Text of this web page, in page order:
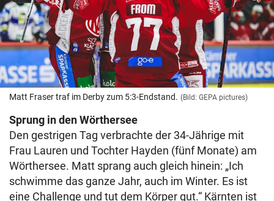
Matt Fraser traf im Derby zum 5:3-Endstand. (Bild: GEPA pictures)
Sprung in den Wörthersee
Den gestrigen Tag verbrachte der 34-Jährige mit
Frau Lauren und Tochter Hayden (fünf Monate) am
Wörthersee. Matt sprang auch gleich hinein: „Ich
schwimme das ganze Jahr, auch im Winter. Es ist
eine Challenge und tut dem Körper gut.“ Kärnten ist